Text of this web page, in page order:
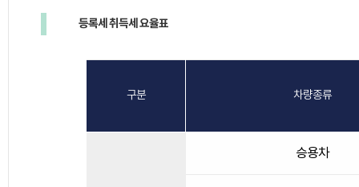
등록세 취득세 요율표
구분 차량종류
승용차